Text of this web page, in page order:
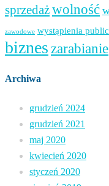
sprzedażwolność
zawodowe wystąpienia
biznes zarabianie
Archiwa
grudzień 2024
grudzień 2021
maj 2020
kwiecień 2020
styczeń 2020